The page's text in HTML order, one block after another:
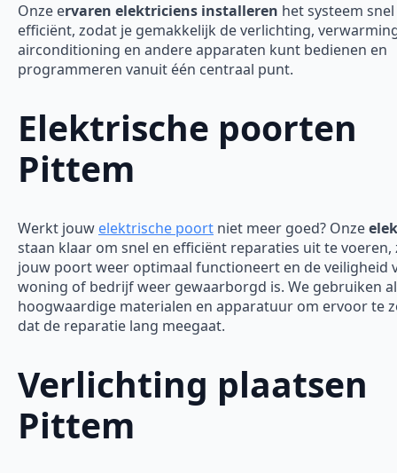
Onze ervaren elektriciens installeren het systeem
efficiënt, zodat je gemakkelijk de verlichting,
airconditioning en andere apparaten kunt bedienen en
programmeren vanuit één centraal punt.
Elektrische poorten
Pittem
Werkt jouw elektrische poort niet meer goed? Onze
staan klaar om snel en efficiënt reparaties uit te voeren,
jouw poort weer optimaal functioneert en de veiligheid
woning of bedrijf weer gewaarborgd is. We gebruiken
hoogwaardige materialen en apparatuur om ervoor te
dat de reparatie lang meegaat.
Verlichting plaatsen
Pittem